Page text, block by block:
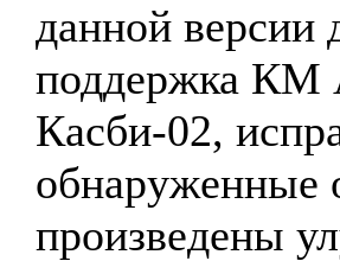
данной версии
поддержка
Касби-02,
обнаруженные
произведены